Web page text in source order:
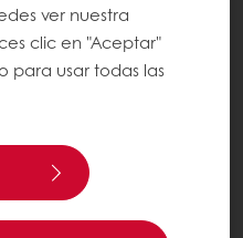
ver nuestra
clic en "Aceptar"
para usar todas las